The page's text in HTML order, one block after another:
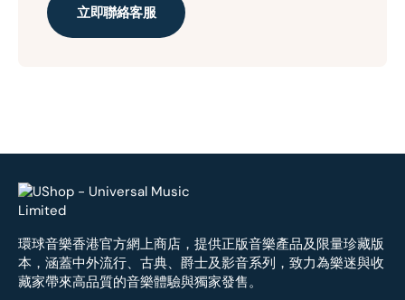
立即聯絡客服
環球音樂香港官方網上商店，提供正版音樂產品及限量珍藏版
本，涵蓋中外流行、古典、爵士及影音系列，致力為樂迷與收
藏家帶來高品質的音樂體驗與獨家發售。